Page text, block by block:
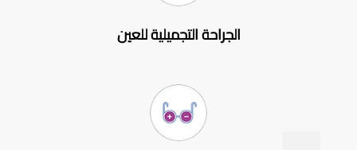
الجراحة التجميلية للعين